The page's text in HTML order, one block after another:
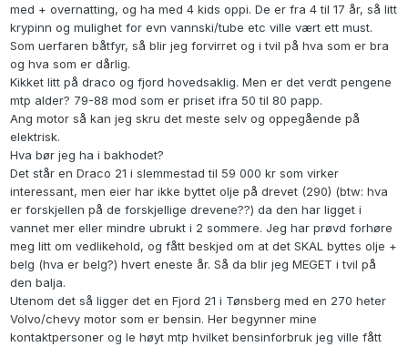
med + overnatting, og ha med 4 kids oppi. De er fra 4 til 17 år, så litt
krypinn og mulighet for evn vannski/tube etc ville vært ett must.
Som uerfaren båtfyr, så blir jeg forvirret og i tvil på hva som er bra
og hva som er dårlig.
Kikket litt på draco og fjord hovedsaklig. Men er det verdt pengene
mtp alder? 79-88 mod som er priset ifra 50 til 80 papp.
Ang motor så kan jeg skru det meste selv og oppegående på
elektrisk.
Hva bør jeg ha i bakhodet?
Det står en Draco 21 i slemmestad til 59 000 kr som virker
interessant, men eier har ikke byttet olje på drevet (290) (btw: hva
er forskjellen på de forskjellige drevene??) da den har ligget i
vannet mer eller mindre ubrukt i 2 sommere. Jeg har prøvd forhøre
meg litt om vedlikehold, og fått beskjed om at det SKAL byttes olje +
belg (hva er belg?) hvert eneste år. Så da blir jeg MEGET i tvil på
den balja.
Utenom det så ligger det en Fjord 21 i Tønsberg med en 270 heter
Volvo/chevy motor som er bensin. Her begynner mine
kontaktpersoner og le høyt mtp hvilket bensinforbruk jeg ville fått